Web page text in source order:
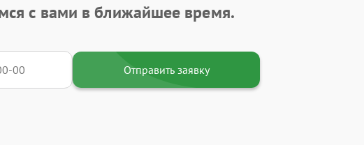
с вами в ближайшее время.
Отправить заявку